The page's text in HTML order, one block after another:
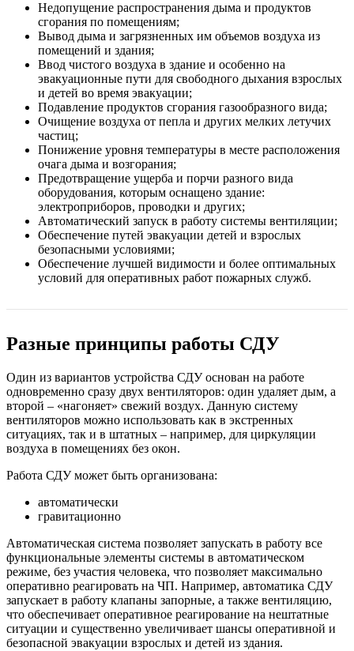
Недопущение распространения дыма и продуктов
сгорания по помещениям;
Вывод дыма и загрязненных им объемов воздуха из
помещений и здания;
Ввод чистого воздуха в здание и особенно на
эвакуационные пути для свободного дыхания взрослых
и детей во время эвакуации;
Подавление продуктов сгорания газообразного вида;
Очищение воздуха от пепла и других мелких летучих
частиц;
Понижение уровня температуры в месте расположения
очага дыма и возгорания;
Предотвращение ущерба и порчи разного вида
оборудования, которым оснащено здание:
электроприборов, проводки и других;
Автоматический запуск в работу системы вентиляции;
Обеспечение путей эвакуации детей и взрослых
безопасными условиями;
Обеспечение лучшей видимости и более оптимальных
условий для оперативных работ пожарных служб.
Разные принципы работы СДУ
Один из вариантов устройства СДУ основан на работе
одновременно сразу двух вентиляторов: один удаляет дым, а
второй – «нагоняет» свежий воздух. Данную систему
вентиляторов можно использовать как в экстренных
ситуациях, так и в штатных – например, для циркуляции
воздуха в помещениях без окон.
Работа СДУ может быть организована:
автоматически
гравитационно
Автоматическая система позволяет запускать в работу все
функциональные элементы системы в автоматическом
режиме, без участия человека, что позволяет максимально
оперативно реагировать на ЧП. Например, автоматика СДУ
запускает в работу клапаны запорные, а также вентиляцию,
что обеспечивает оперативное реагирование на нештатные
ситуации и существенно увеличивает шансы оперативной и
безопасной эвакуации взрослых и детей из здания.